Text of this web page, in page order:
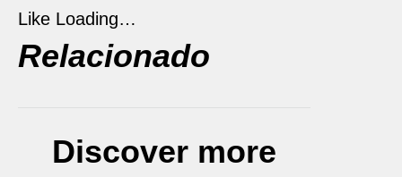
Like Loading…
Relacionado
Discover more